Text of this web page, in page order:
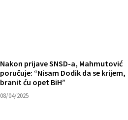
Nakon prijave SNSD-a, Mahmutović
poručuje: “Nisam Dodik da se krijem,
branit ću opet BiH”
08/04/2025